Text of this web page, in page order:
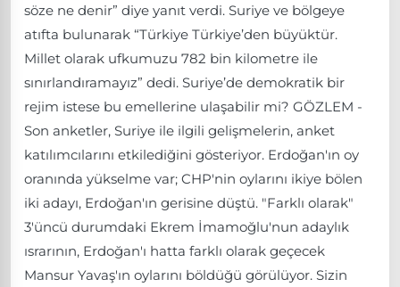
söze ne denir” diye yanıt verdi. Suriye ve bölgeye
atıfta bulunarak “Türkiye Türkiye’den büyüktür.
Millet olarak ufkumuzu 782 bin kilometre ile
sınırlandıramayız” dedi. Suriye’de demokratik bir
rejim istese bu emellerine ulaşabilir mi? GÖZLEM -
Son anketler, Suriye ile ilgili gelişmelerin, anket
katılımcılarını etkilediğini gösteriyor. Erdoğan'ın oy
oranında yükselme var; CHP'nin oylarını ikiye bölen
iki adayı, Erdoğan'ın gerisine düştü. "Farklı olarak"
3'üncü durumdaki Ekrem İmamoğlu'nun adaylık
ısrarının, Erdoğan'ı hatta farklı olarak geçecek
Mansur Yavaş'ın oylarını böldüğü görülüyor. Sizin